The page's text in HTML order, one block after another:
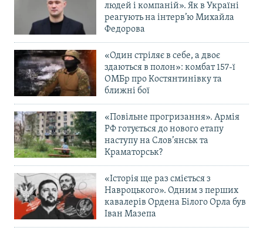
людей і компаній». Як в Україні
реагують на інтерв’ю Михайла
Федорова
«Один стріляє в себе, а двоє
здаються в полон»: комбат 157-ї
ОМБр про Костянтинівку та
ближні бої
«Повільне прогризання». Армія
РФ готується до нового етапу
наступу на Слов’янськ та
Краматорськ?
«Історія ще раз сміється з
Навроцького». Одним з перших
кавалерів Ордена Білого Орла був
Іван Мазепа